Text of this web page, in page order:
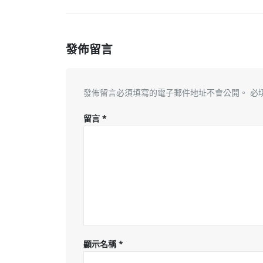
發佈留言
發佈留言必須填寫的電子郵件地址不會公開。 必
留言 *
顯示名稱*